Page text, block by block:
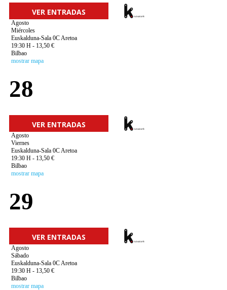
VER ENTRADAS
Agosto
Miércoles
Euskalduna-Sala 0C Aretoa
19:30 H - 13,50 €
Bilbao
mostrar mapa
28
VER ENTRADAS
Agosto
Viernes
Euskalduna-Sala 0C Aretoa
19:30 H - 13,50 €
Bilbao
mostrar mapa
29
VER ENTRADAS
Agosto
Sábado
Euskalduna-Sala 0C Aretoa
19:30 H - 13,50 €
Bilbao
mostrar mapa